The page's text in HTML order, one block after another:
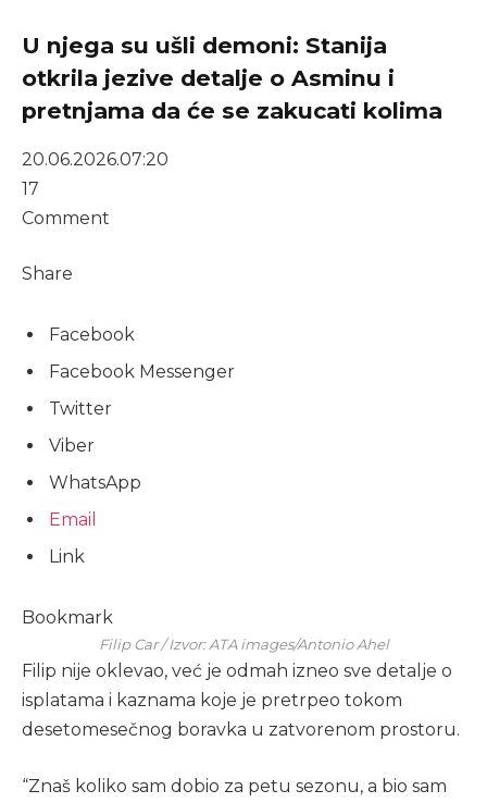
U njega su ušli demoni: Stanija
otkrila jezive detalje o Asminu i
pretnjama da će se zakucati kolima
20.06.2026.07:20
17
Comment
Share
Facebook
Facebook Messenger
Twitter
Viber
WhatsApp
Email
Link
Bookmark
Filip Car / Izvor: ATA images/Antonio Ahel
Filip nije oklevao, već je odmah izneo sve detalje o
isplatama i kaznama koje je pretrpeo tokom
desetomesečnog boravka u zatvorenom prostoru.
“Znaš koliko sam dobio za petu sezonu, a bio sam